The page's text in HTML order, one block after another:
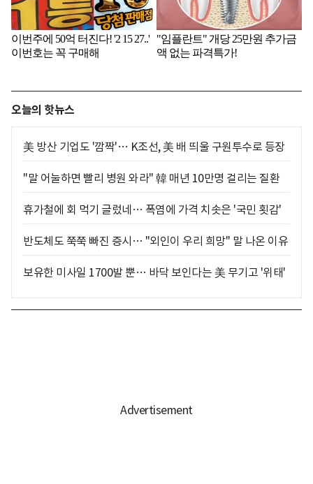
오늘의 핫뉴스
美 방산 기업도 '깜짝'… K조선, 美 배 띄울 구원투수로 등장
"말 어눌하면 빨리 병원 와라" 韓 매년 10만명 걸리는 질환
휴가철에 회 먹기 글렀네… 폭염에 가격 치솟은 '국민 횟감'
반도체도 쭉쭉 빠진 증시… "외인이 우리 희망" 말 나온 이유
보유한 미사일 1700발 뿐… 바닥 보인다는 美 무기고 '위태'